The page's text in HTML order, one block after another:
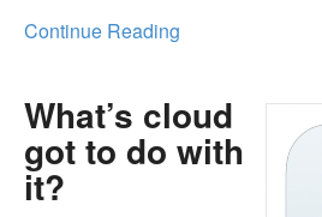
Continue Reading
What’s cloud
got to do with
it?